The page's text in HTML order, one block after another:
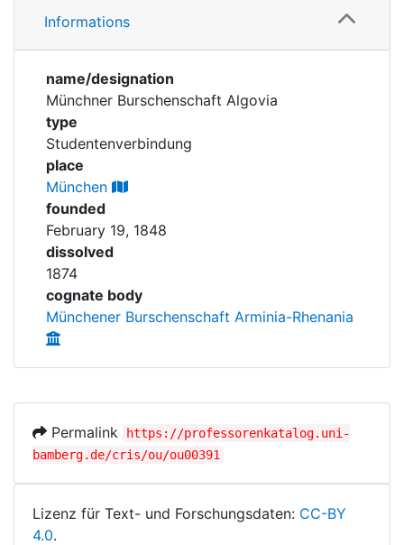
Corporations
Historic matricle
registry
Informations
name/designation
Münchner Burschenschaft Algovia
type
Studentenverbindung
place
München
founded
February 19, 1848
dissolved
1874
cognate body
Münchener Burschenschaft Arminia-Rhenania
Permalink
https://professorenkatalog.uni-
bamberg.de/cris/ou/ou00391
Lizenz für Text- und Forschungsdaten: CC-BY
4.0.